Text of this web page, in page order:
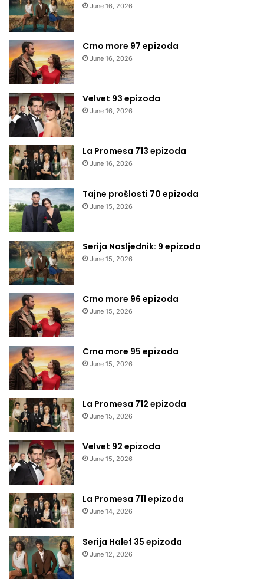
June 16, 2026
Crno more 97 epizoda
June 16, 2026
Velvet 93 epizoda
June 16, 2026
La Promesa 713 epizoda
June 16, 2026
Tajne prošlosti 70 epizoda
June 15, 2026
Serija Nasljednik: 9 epizoda
June 15, 2026
Crno more 96 epizoda
June 15, 2026
Crno more 95 epizoda
June 15, 2026
La Promesa 712 epizoda
June 15, 2026
Velvet 92 epizoda
June 15, 2026
La Promesa 711 epizoda
June 14, 2026
Serija Halef 35 epizoda
June 12, 2026